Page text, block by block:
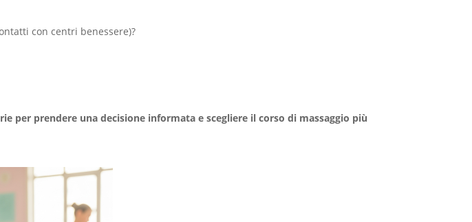
con centri benessere)?
per prendere una decisione informata e scegliere il corso di massaggio più